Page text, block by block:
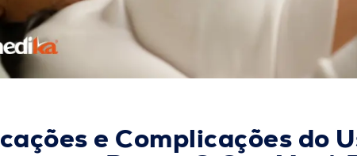
e Complicações do